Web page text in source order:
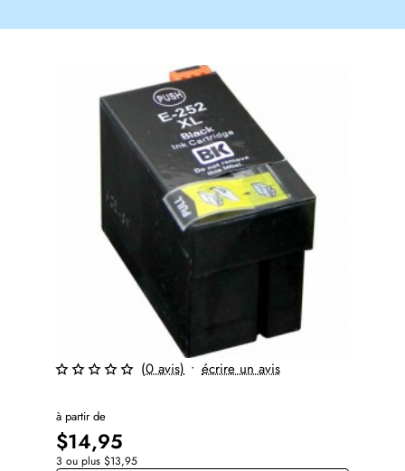
(0 avis) • écrire un avis
à partir de
$14,95
3 ou plus $13,95